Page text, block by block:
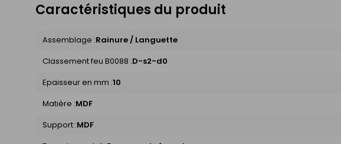
Caractéristiques du produit
Assemblage :Rainure / Languette
Classement feu B0088 :D-s2-d0
Epaisseur en mm :10
Matière :MDF
Support :MDF